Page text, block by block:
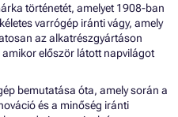
történetét, amelyet 1908-ban
varrógép iránti vágy, amely
az alkatrészgyártáson
először látott napvilágot
bemutatása óta, amely során a
és a minőség iránti